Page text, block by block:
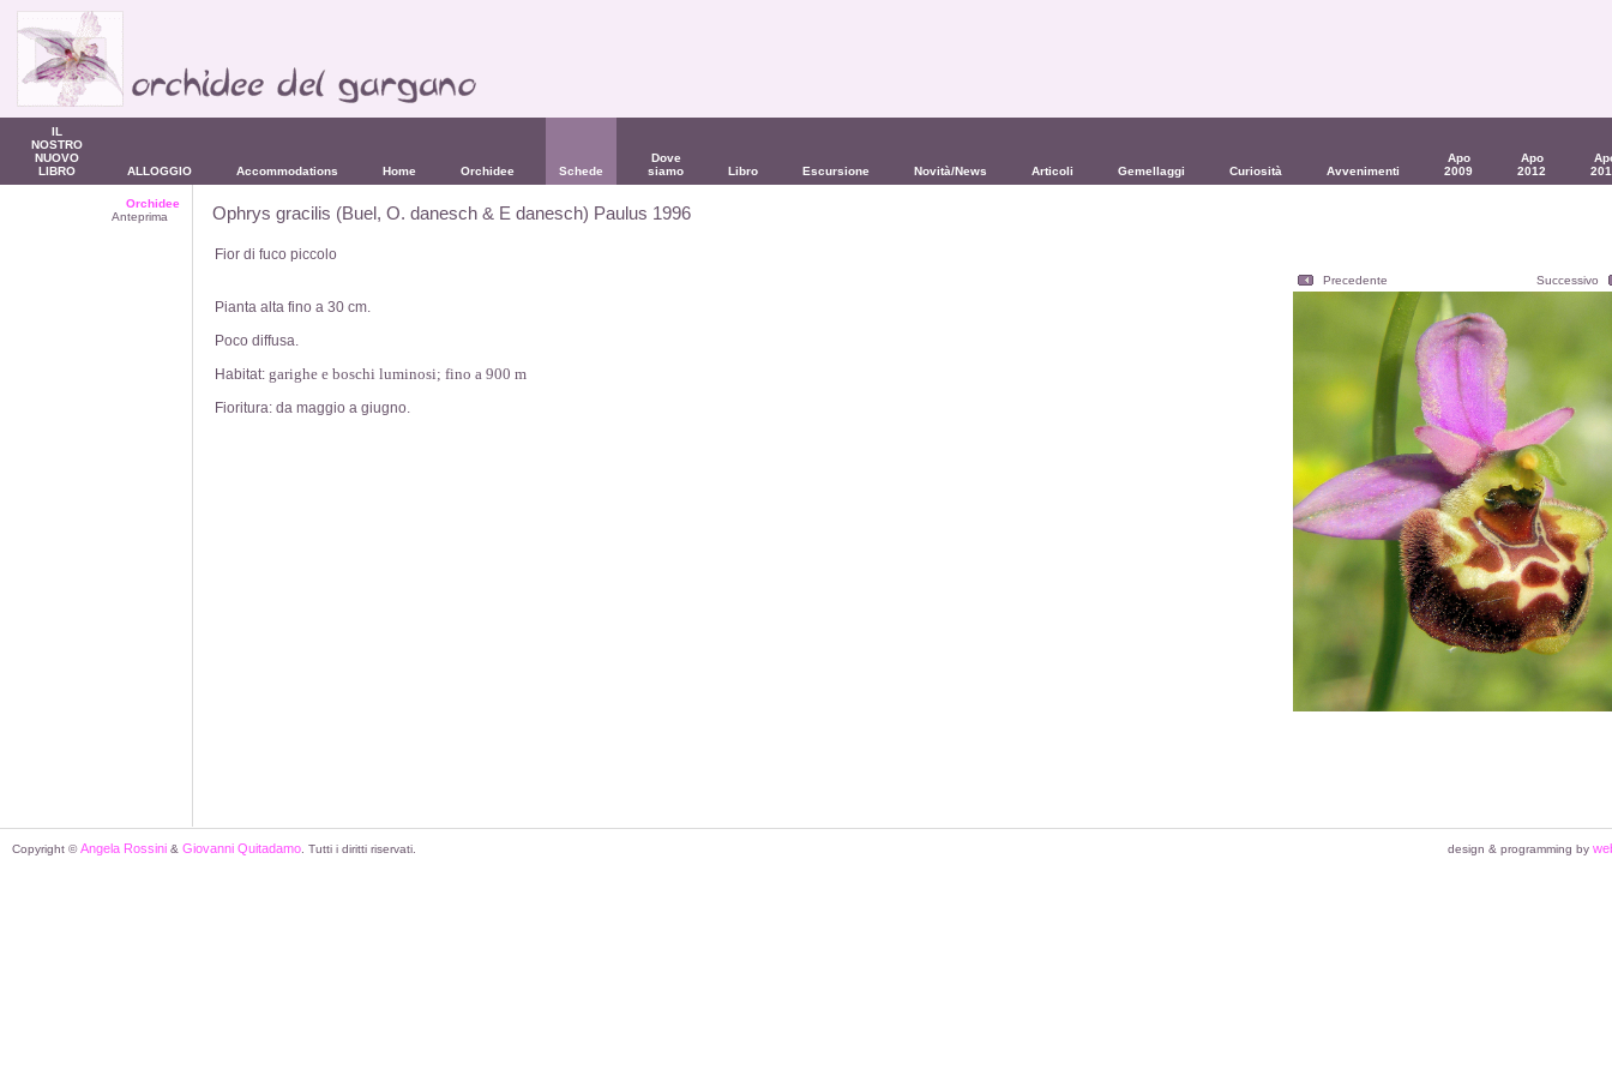
IL
NOSTRO
NUOVO
LIBRO
ALLOGGIO Accommodations Home Orchidee Schede
Dove
siamo
Libro Escursione Novità/News Articoli Gemellaggi Curiosità Avvenimenti
Apo
2009
Apo
2012
Orchidee
Anteprima
Ophrys gracilis (Buel, O. danesch & E danesch) Paulus 1996
Fior di fuco piccolo
Precedente Successivo
Pianta alta fino a 30 cm.
Poco diffusa.
Habitat: garighe e boschi luminosi; fino a 900 m
Fioritura: da maggio a giugno.
Copyright ©Angela Rossini & Giovanni Quitadamo . Tutti i diritti riservati. design & programming by